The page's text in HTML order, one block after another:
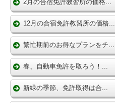
2月の合宿免許教習所の価格...
12月の合宿免許教習所の価格...
繁忙期前のお得なプランをチ...
春、自動車免許を取ろう！...
新緑の季節、免許取得は合...